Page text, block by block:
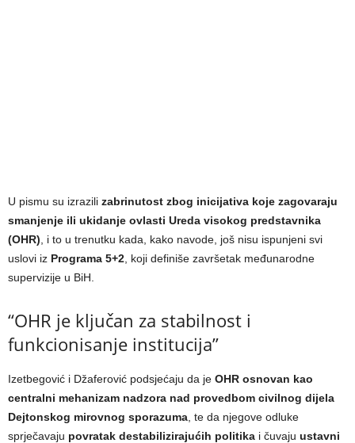
U pismu su izrazili zabrinutost zbog inicijativa koje zagovaraju
smanjenje ili ukidanje ovlasti Ureda visokog predstavnika
(OHR) , i to u trenutku kada, kako navode, još nisu ispunjeni svi
uslovi iz Programa 5+2 , koji definiše završetak međunarodne
supervizije u BiH.
“OHR je ključan za stabilnost i
funkcionisanje institucija”
Izetbegović i Džaferović podsjećaju da je OHR osnovan kao
centralni mehanizam nadzora nad provedbom civilnog dijela
Dejtonskog mirovnog sporazuma , te da njegove odluke
sprječavaju povratak destabilizirajućih politika i čuvaju ustavni